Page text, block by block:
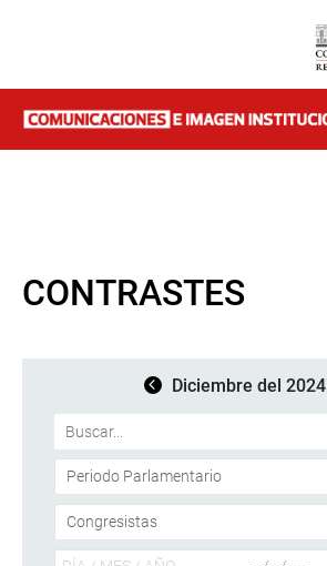
CONTRASTES
Diciembre del 2024